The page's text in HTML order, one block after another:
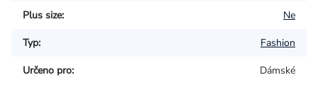
Plus size: Ne
Typ: Fashion
Určeno pro: Dámské